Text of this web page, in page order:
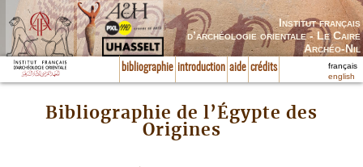
Institut français
d’archéologie orientale - Le Caire
Archéo-Nil
bibliographie introduction aide crédits
français
english
Bibliographie de l’Égypte des
Origines